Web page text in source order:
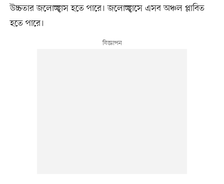
উচ্চতার জলোচ্ছ্বাস হতে পারে। জলোচ্ছ্বাসে এসব অঞ্চল প্লাবিত
হতে পারে।